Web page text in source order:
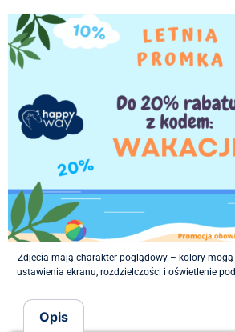
Zdjęcia mają charakter poglądowy – kolory mogą
ustawienia ekranu, rozdzielczości i oświetlenie
Opis